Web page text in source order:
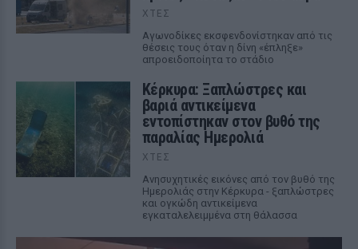
ΧΤΕΣ
Αγωνοδίκες εκσφενδονίστηκαν από τις
θέσεις τους όταν η δίνη «έπληξε»
απροειδοποίητα το στάδιο
Κέρκυρα: Ξαπλώστρες και
βαριά αντικείμενα
εντοπίστηκαν στον βυθό της
παραλίας Ημερολιά
ΧΤΕΣ
Ανησυχητικές εικόνες από τον βυθό της
Ημερολιάς στην Κέρκυρα - ξαπλώστρες
και ογκώδη αντικείμενα
εγκαταλελειμμένα στη θάλασσα